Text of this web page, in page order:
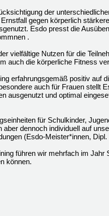
der
gegen körperlich
Esdo presst die
.
vielfältige Nutzen für die
auch die körperliche Fitness
erfahrungsgemäß positiv auf
auch für Frauen stellt
ausgenutzt und optimal
für Schulkinder,
dennoch individuell auf
(Esdo-Meister*innen,
führen wir mehrfach im
können.